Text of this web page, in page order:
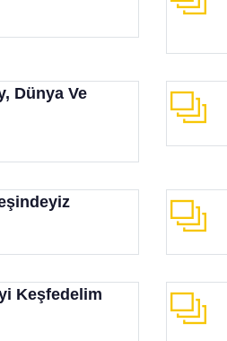
Dünya Ve
Keşfedelim